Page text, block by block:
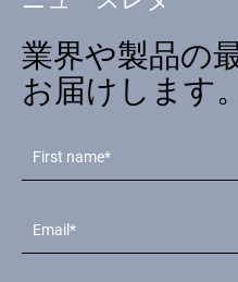
業界や製品の
お届けします。